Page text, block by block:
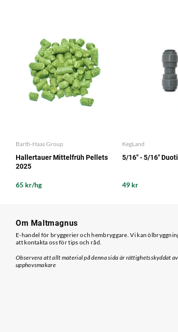
Barth-Haas Group
Hallertauer Mittelfrüh Pellets
2025
65 kr/hg
KegLand
5/16" - 5/16"
49 kr
Om Maltmagnus
E-handel för bryggerier och hembryggare. Vi kan
att kontakta oss för tips och råd.
Observera att allt material på denna sida är rättighetsskyddat
upphovsmakare